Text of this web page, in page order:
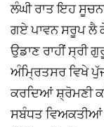
ਲੰਘੀ ਰਾਤ ਇਹ
ਗਏ ਪਾਵਨ ਸਰੂਪ ਲੈ
ਉਡਾਣ ਰਾਹੀਂ ਸ੍ਰੀ
ਅੰਮ੍ਰਿਤਸਰ ਵਿਖੇ
ਕਰਦਿਆਂ ਸ਼੍ਰੋਮਣੀ
ਸਬੰਧਤ ਵਿਅਕਤੀਆਂ